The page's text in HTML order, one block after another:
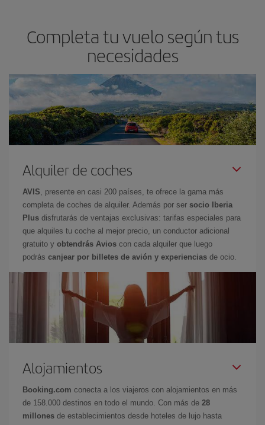
Completa tu vuelo según tus
necesidades
Alquiler de coches
AVIS , presente en casi 200 países, te ofrece la gama más
completa de coches de alquiler. Además por ser socio Iberia
Plus disfrutarás de ventajas exclusivas: tarifas especiales para
que alquiles tu coche al mejor precio, un conductor adicional
gratuito y obtendrás Avios con cada alquiler que luego
podrás canjear por billetes de avión y experiencias de ocio.
Alojamientos
Booking.com conecta a los viajeros con alojamientos en más
de 158.000 destinos en todo el mundo. Con más de 28
millones de establecimientos desde hoteles de lujo hasta